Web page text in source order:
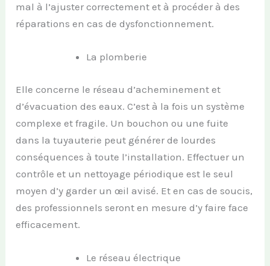
mal à l’ajuster correctement et à procéder à des
réparations en cas de dysfonctionnement.
La plomberie
Elle concerne le réseau d’acheminement et
d’évacuation des eaux. C’est à la fois un système
complexe et fragile. Un bouchon ou une fuite
dans la tuyauterie peut générer de lourdes
conséquences à toute l’installation. Effectuer un
contrôle et un nettoyage périodique est le seul
moyen d’y garder un œil avisé. Et en cas de soucis,
des professionnels seront en mesure d’y faire face
efficacement.
Le réseau électrique